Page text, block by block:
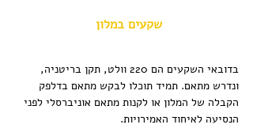
שקעים במלון
בדובאי השקעים הם 220 וולט, תקן בריטניה,
ונדרש מתאם. תמיד תוכלו לבקש מתאם בדלפק
הקבלה של המלון או לקנות מתאם אוניברסלי לפני
הנסיעה לאיחוד האמירויות.